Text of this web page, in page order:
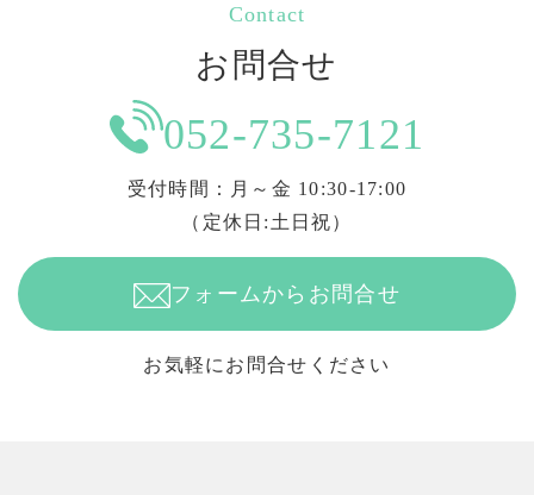
Contact
お問合せ
フォームからお問合せ
お気軽にお問合せください
052-735-7121
受付時間：月～金 10:30-17:00
（定休日:土日祝）